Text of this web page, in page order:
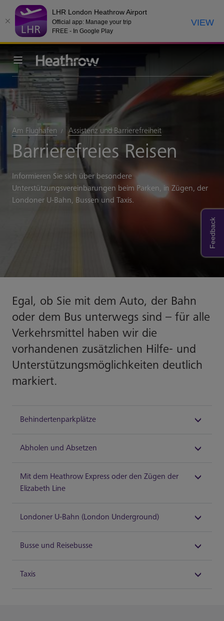
LHR London Heathrow Airport
Official app: Manage your trip
FREE - In Google Play
VIEW
Am Flughafen Assistenz und Barrierefreiheit
Barrierefreies Reisen
Informieren Sie sich über besondere
Unterstützungsvereinbarungen beim Parken, in Zügen, der
Londoner U-Bahn, Bussen und Taxis.
Egal, ob Sie mit dem Auto, der Bahn
oder dem Bus unterwegs sind – für alle
Verkehrsmittel haben wir die
vorhandenen zusätzlichen Hilfe- und
Unterstützungsmöglichkeiten deutlich
markiert.
Behindertenparkplätze
Abholen und Absetzen
Mit dem Heathrow Express oder den Zügen der
Elizabeth Line
Londoner U-Bahn (London Underground)
Busse und Reisebusse
Taxis
Feedback